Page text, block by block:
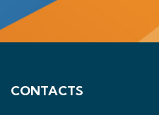
CONTACTS